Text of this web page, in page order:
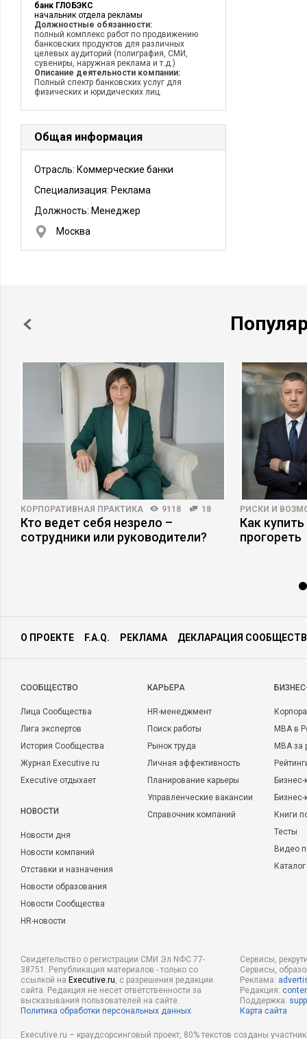
банк ГЛОБЭКС
начальник отдела рекламы
Должностные обязанности:
полный комплекс работ по продвижению
банковских продуктов для различных
целевых аудиторий (полиграфия, СМИ,
сувениры, наружная реклама и т.д.)
Описание деятельности компании:
Полный спектр банковских услуг для
физических и юридических лиц.
Общая информация
Отрасль: Коммерческие банки
Специализация: Реклама
Должность: Менеджер
Москва
КОРПОРАТИВНАЯ ПРАКТИКА 9118 18
Кто ведет себя незрело –
сотрудники или руководители?
РИСКИ И
Как
прогореть
О ПРОЕКТЕ F.A.Q. РЕКЛАМА ДЕКЛАРАЦИЯ
CООБЩЕСТВО
Лица Сообщества
Лига экспертов
История Сообщества
Журнал Executive.ru
Executive отдыхает
НОВОСТИ
Новости дня
Новости компаний
Отставки и назначения
Новости образования
Новости Сообщества
HR-новости
КАРЬЕРА
HR-менеджмент
Поиск работы
Рынок труда
Личная эффективность
Планирование карьеры
Управленческие вакансии
Справочник компаний
MBA в
MBA
Бизнес-
Книги
Тесты
Видео
Свидетельство о регистрации СМИ Эл NФС 77-
38751. Републикация материалов - только со
ссылкой на Executive.ru, с разрешения редакции
сайта. Редакция не несет ответственности за
высказывания пользователей на сайте.
Политика обработки персональных данных
Сервисы,
Сервисы,
Реклама:
Редакция:
Поддержка:
Карта сайта
Executive.ru – краудсорсинговый проект, 80% текстов созданы